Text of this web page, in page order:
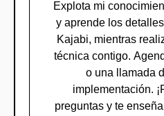
Explota mi
y aprende los
Kajabi, mientras
técnica contigo.
o una llamada
implementación.
preguntas y te